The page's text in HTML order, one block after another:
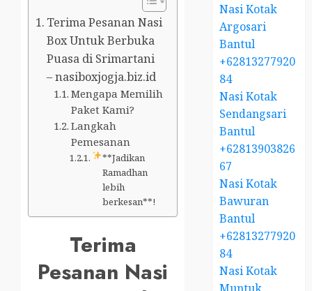
Terima Pesanan Nasi
Box Untuk Berbuka
Puasa di Srimartani
– nasiboxjogja.biz.id
Mengapa Memilih
Paket Kami?
Langkah
Pemesanan
**Jadikan
Ramadhan
lebih
berkesan**!
Terima
Pesanan Nasi
Nasi Kotak
Argosari
Bantul
+62813277920
84
Nasi Kotak
Sendangsari
Bantul
+62813903826
67
Nasi Kotak
Bawuran
Bantul
+62813277920
84
Nasi Kotak